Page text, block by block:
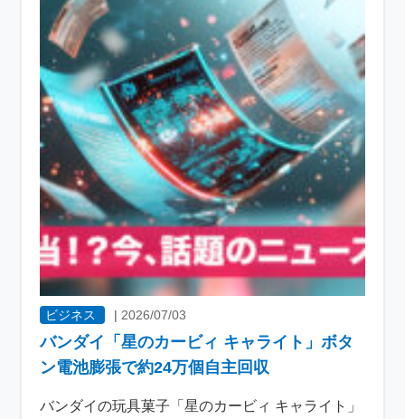
ビジネス | 2026/07/03
バンダイ「星のカービィ キャライト」ボタ
ン電池膨張で約24万個自主回収
バンダイの玩具菓子「星のカービィ キャライト」